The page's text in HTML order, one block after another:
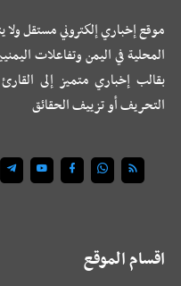
موقع إخباري إلكتروني مستقل
المحلية في اليمن وتفاعلات
بقالب إخباري متميز إلى
التحريف أو تزييف الحقائق
اقسام الموقع